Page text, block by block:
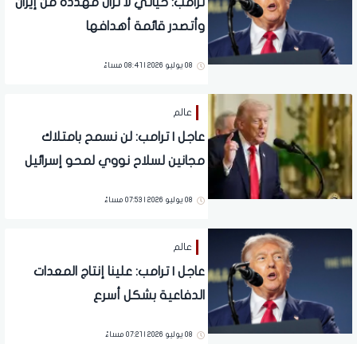
وأتصدر قائمة أهدافها
08 يوليو 2026 | 08:41 مساءً
عالم
عاجل | ترامب: لن نسمح بامتلاك
مجانين لسلاح نووي لمحو إسرائيل
08 يوليو 2026 | 07:53 مساءً
عالم
عاجل | ترامب: علينا إنتاج المعدات
الدفاعية بشكل أسرع
08 يوليو 2026 | 07:21 مساءً